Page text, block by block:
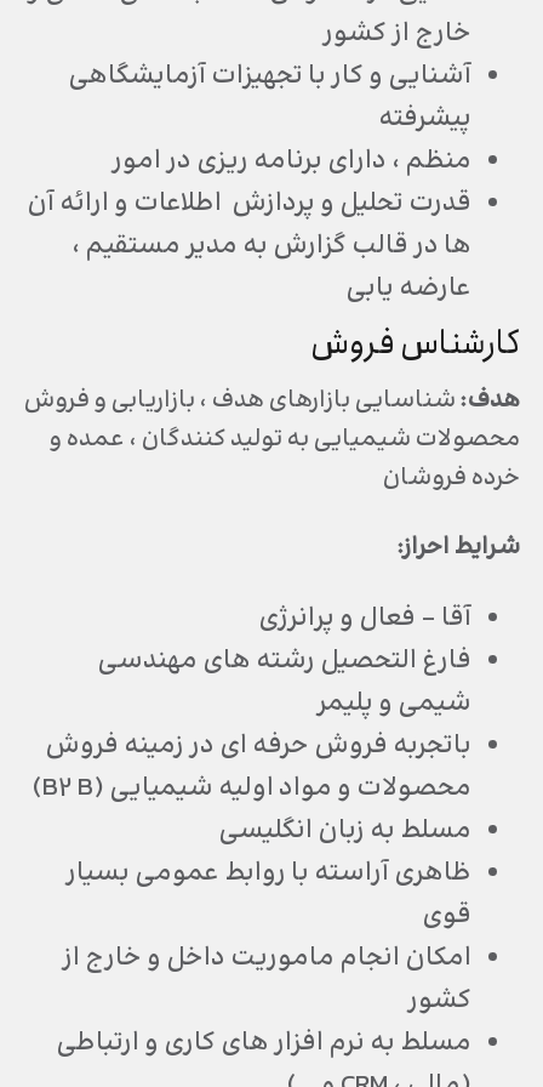
خارج از کشور
آشنایی و کار با تجهیزات آزمایشگاهی
پیشرفته
منظم ، دارای برنامه ریزی در امور
قدرت تحلیل و پردازش اطلاعات و ارائه آن
ها در قالب گزارش به مدیر مستقیم ،
عارضه یابی
کارشناس فروش
هدف:شناسایی بازارهای هدف ، بازاریابی و فروش
محصولات شیمیایی به تولید کنندگان ، عمده و
خرده فروشان
شرایط احراز:
آقا – فعال و پرانرژی
فارغ التحصیل رشته های مهندسی
شیمی و پلیمر
باتجربه فروش حرفه ای در زمینه فروش
محصولات و مواد اولیه شیمیایی (B2 B)
مسلط به زبان انگلیسی
ظاهری آراسته با روابط عمومی بسیار
قوی
امکان انجام ماموریت داخل و خارج از
کشور
مسلط به نرم افزار های کاری و ارتباطی